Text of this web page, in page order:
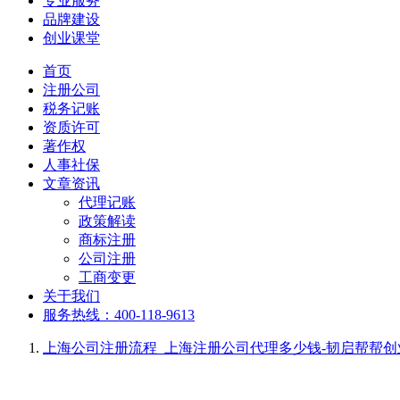
品牌建设
创业课堂
首页
注册公司
税务记账
资质许可
著作权
人事社保
文章资讯
代理记账
政策解读
商标注册
公司注册
工商变更
关于我们
服务热线：400-118-9613
上海公司注册流程_上海注册公司代理多少钱-韧启帮帮创